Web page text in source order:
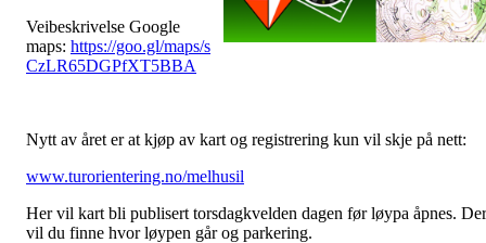
Veibeskrivelse Google
maps: https://goo.gl/maps/s
CzLR65DGPfXT5BBA
Nytt av året er at kjøp av kart og registrering kun vil skje på nett:
www.turorientering.no/melhusil
Her vil kart bli publisert torsdagkvelden dagen før løypa åpnes. Der
vil du finne hvor løypen går og parkering.